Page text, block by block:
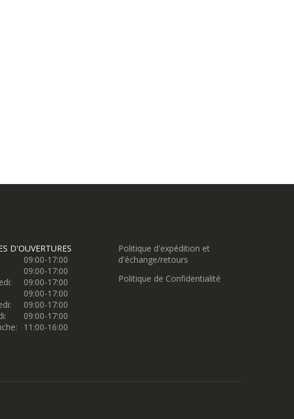
D'OUVERTURES
09:00-17:00
09:00-17:00
09:00-17:00
09:00-17:00
09:00-17:00
09:00-17:00
11:00-16:00
Politique d'expédition et
d'échange/retours
Politique de Confidentialité